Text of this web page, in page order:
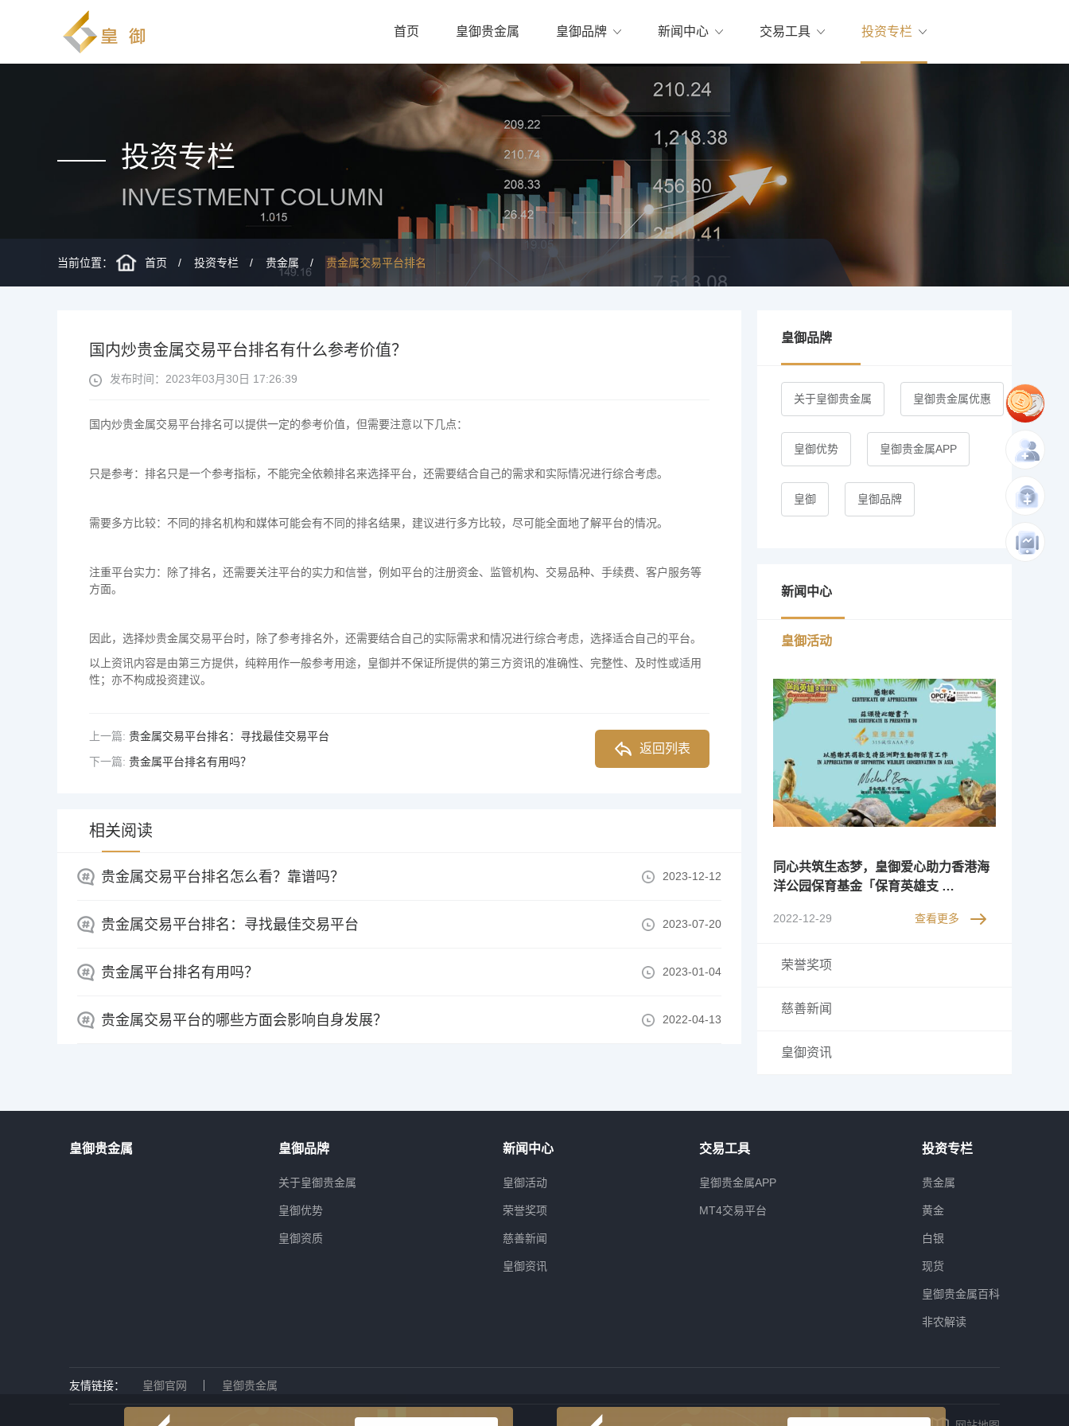
首页 皇御贵金属 皇御品牌 新闻中心 交易工具 投资专栏
投资专栏
INVESTMENT COLUMN
当前位置： 首页 投资专栏 贵金属 贵金属交易平台排名
国内炒贵金属交易平台排名有什么参考价值？
发布时间：2023年03月30日 17:26:39
国内炒贵金属交易平台排名可以提供一定的参考价值，但需要注意以下几点：
只是参考：排名只是一个参考指标，不能完全依赖排名来选择平台，还需要结合自己的需求和实际情况进行综合考虑。
需要多方比较：不同的排名机构和媒体可能会有不同的排名结果，建议进行多方比较，尽可能全面地了解平台的情况。
注重平台实力：除了排名，还需要关注平台的实力和信誉，例如平台的注册资金、监管机构、交易品种、手续费、客户服务等
方面。
因此，选择炒贵金属交易平台时，除了参考排名外，还需要结合自己的实际需求和情况进行综合考虑，选择适合自己的平台。
以上资讯内容是由第三方提供，纯粹用作一般参考用途，皇御并不保证所提供的第三方资讯的准确性、完整性、及时性或适用
性；亦不构成投资建议。
上一篇: 贵金属交易平台排名：寻找最佳交易平台
下一篇: 贵金属平台排名有用吗？
返回列表
相关阅读
贵金属交易平台排名怎么看？靠谱吗？ 2023-12-12
贵金属交易平台排名：寻找最佳交易平台 2023-07-20
贵金属平台排名有用吗？ 2023-01-04
贵金属交易平台的哪些方面会影响自身发展？ 2022-04-13
皇御品牌
关于皇御贵金属 皇御贵金属优惠
皇御优势 皇御贵金属APP
皇御 皇御品牌
新闻中心
皇御活动
同心共筑生态梦，皇御爱心助力香港海
洋公园保育基金「保育英雄支 …
2022-12-29 查看更多
荣誉奖项
慈善新闻
皇御资讯
皇御贵金属 皇御品牌
关于皇御贵金属
皇御优势
皇御资质
新闻中心
皇御活动
荣誉奖项
慈善新闻
皇御资讯
交易工具
皇御贵金属APP
MT4交易平台
投资专栏
贵金属
黄金
白银
现货
皇御贵金属百科
非农解读
友情链接： 皇御官网 皇御贵金属